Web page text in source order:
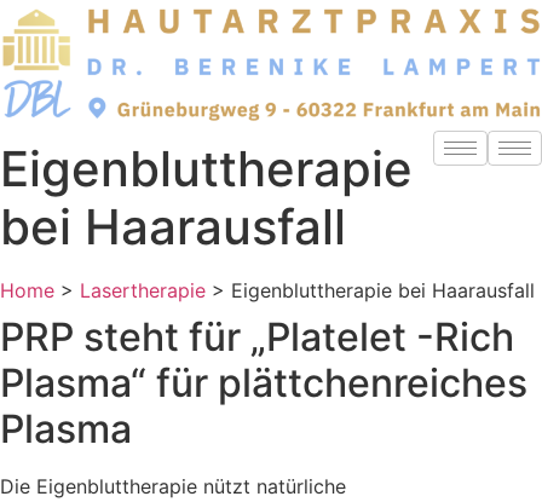
Zum
Inhalt
springen
Eigenbluttherapie
bei Haarausfall
Home > Lasertherapie > Eigenbluttherapie bei Haarausfall
PRP steht für „Platelet -Rich
Plasma“ für plättchenreiches
Plasma
Die Eigenbluttherapie nützt natürliche